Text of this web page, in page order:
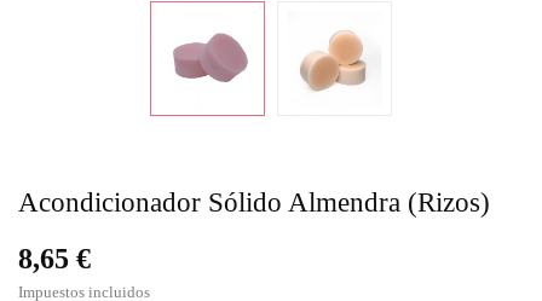
Acondicionador Sólido Almendra (rizos)
8,65 €
Impuestos incluidos